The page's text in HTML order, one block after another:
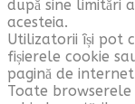
după sine limitări
acesteia.
Utilizatorii își pot
fișierele cookie
pagină de
Toate